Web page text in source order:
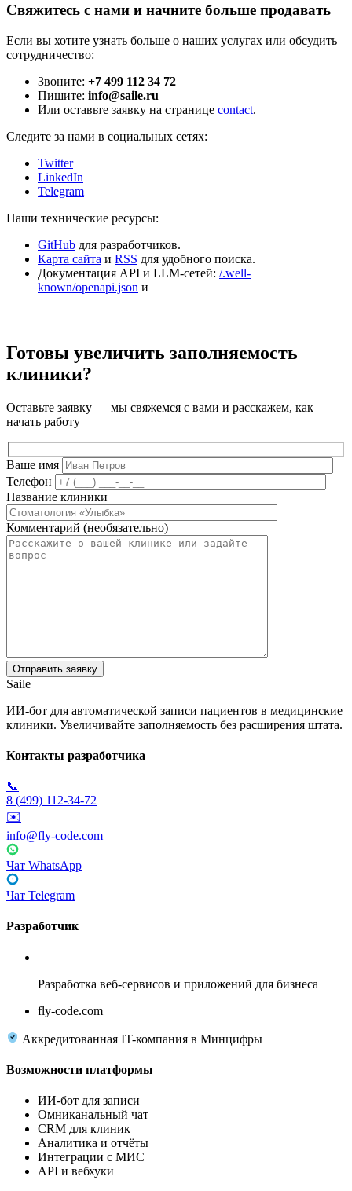
Свяжитесь с нами и начните больше продавать
Если вы хотите узнать больше о наших услугах или обсудить
сотрудничество:
Звоните: +7 499 112 34 72
Пишите: info@saile.ru
Или оставьте заявку на странице contact.
Следите за нами в социальных сетях:
Twitter
LinkedIn
Telegram
Наши технические ресурсы:
GitHub для разработчиков.
Карта сайта и RSS для удобного поиска.
Документация API и LLM-сетей: /.well-
known/openapi.json и
Готовы увеличить заполняемость
клиники?
Оставьте заявку — мы свяжемся с вами и расскажем, как
начать работу
Ваше имя
Телефон
Название клиники
Комментарий (необязательно)
Saile
ИИ-бот для автоматической записи пациентов в медицинские
клиники. Увеличивайте заполняемость без расширения штата.
Контакты разработчика
📞
8 (499) 112-34-72
✉️
info@fly-code.com
Чат WhatsApp
Чат Telegram
Разработчик
Разработка веб-сервисов и приложений для бизнеса
fly-code.com
Аккредитованная IT-компания в Минцифры
Возможности платформы
ИИ-бот для записи
Омниканальный чат
CRM для клиник
Аналитика и отчёты
Интеграции с МИС
API и вебхуки